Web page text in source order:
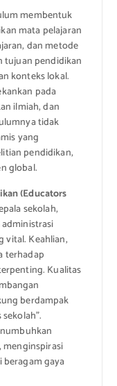
membentuk
mata pelajaran
dan metode
tujuan pendidikan
konteks lokal.
pada
ilmiah, dan
tidak
yang
pendidikan,
global.
(Educators
sekolah,
vital. Keahlian,
terhadap
Kualitas
berdampak
gaya